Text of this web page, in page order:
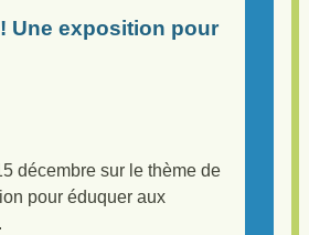
Une exposition pour
décembre sur le thème de
pour éduquer aux